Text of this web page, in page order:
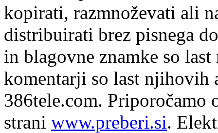
kopirati, razmnoževati ali
distribuirati brez pisnega
in blagovne znamke so
komentarji so last njihovih
386tele.com. Priporočamo
strani www.preberi.si.